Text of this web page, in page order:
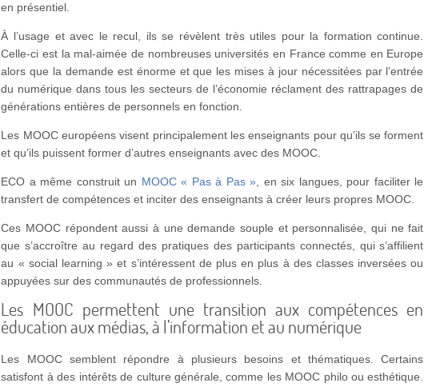
en présentiel.
À l’usage et avec le recul, ils se révèlent très utiles pour la formation continue.
Celle-ci est la mal-aimée de nombreuses universités en France comme en Europe
alors que la demande est énorme et que les mises à jour nécessitées par l’entrée
du numérique dans tous les secteurs de l’économie réclament des rattrapages de
générations entières de personnels en fonction.
Les MOOC européens visent principalement les enseignants pour qu’ils se forment
et qu’ils puissent former d’autres enseignants avec des MOOC.
ECO a même construit un MOOC « Pas à Pas », en six langues, pour faciliter le
transfert de compétences et inciter des enseignants à créer leurs propres MOOC.
Ces MOOC répondent aussi à une demande souple et personnalisée, qui ne fait
que s’accroître au regard des pratiques des participants connectés, qui s’affilient
au « social learning » et s’intéressent de plus en plus à des classes inversées ou
appuyées sur des communautés de professionnels.
Les MOOC permettent une transition aux compétences en
éducation aux médias, à l’information et au numérique
Les MOOC semblent répondre à plusieurs besoins et thématiques. Certains
satisfont à des intérêts de culture générale, comme les MOOC philo ou esthétique.